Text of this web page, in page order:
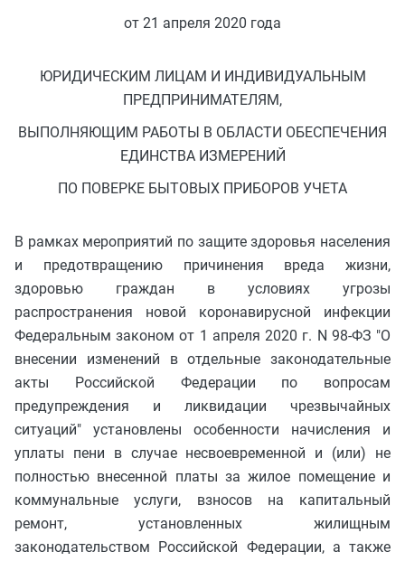
от 21 апреля 2020 года
ЮРИДИЧЕСКИМ ЛИЦАМ И ИНДИВИДУАЛЬНЫМ
ПРЕДПРИНИМАТЕЛЯМ,
ВЫПОЛНЯЮЩИМ РАБОТЫ В ОБЛАСТИ ОБЕСПЕЧЕНИЯ
ЕДИНСТВА ИЗМЕРЕНИЙ
ПО ПОВЕРКЕ БЫТОВЫХ ПРИБОРОВ УЧЕТА
В рамках мероприятий по защите здоровья населения
и предотвращению причинения вреда жизни,
здоровью граждан в условиях угрозы
распространения новой коронавирусной инфекции
Федеральным законом от 1 апреля 2020 г. N 98-ФЗ "О
внесении изменений в отдельные законодательные
акты Российской Федерации по вопросам
предупреждения и ликвидации чрезвычайных
ситуаций" установлены особенности начисления и
уплаты пени в случае несвоевременной и (или) не
полностью внесенной платы за жилое помещение и
коммунальные услуги, взносов на капитальный
ремонт, установленных жилищным
законодательством Российской Федерации, а также